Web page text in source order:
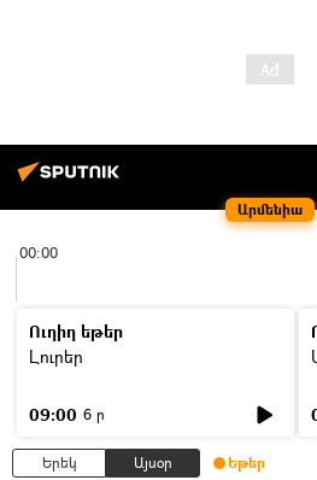
Արմենիա
00:00
Ուղիղ եթեր
Լուրեր
09:00 6 ր
Երեկ Այսօր Եթեր